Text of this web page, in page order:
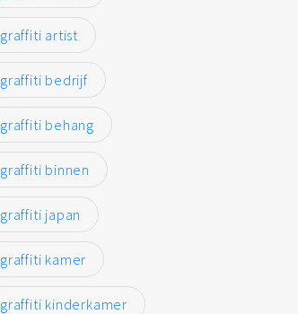
graffiti artist
graffiti bedrijf
graffiti behang
graffiti binnen
graffiti japan
graffiti kamer
graffiti kinderkamer